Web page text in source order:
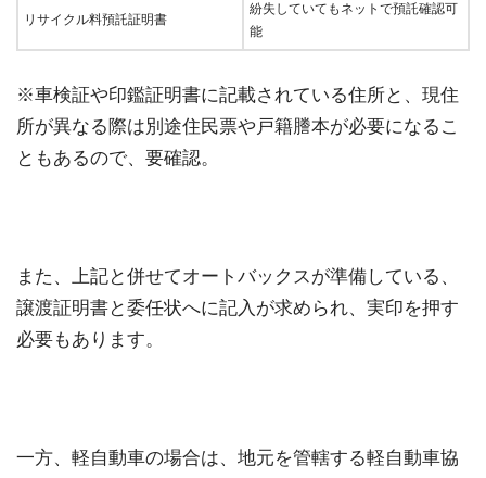
リサイクル料預託証明書
紛失していてもネットで預託確認可
能
※車検証や印鑑証明書に記載されている住所と、現住
所が異なる際は別途住民票や戸籍謄本が必要になるこ
ともあるので、要確認。
また、上記と併せてオートバックスが準備している、
譲渡証明書と委任状へに記入が求められ、実印を押す
必要もあります。
一方、軽自動車の場合は、地元を管轄する軽自動車協